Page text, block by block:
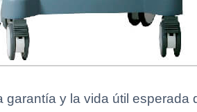
garantía y la vida útil